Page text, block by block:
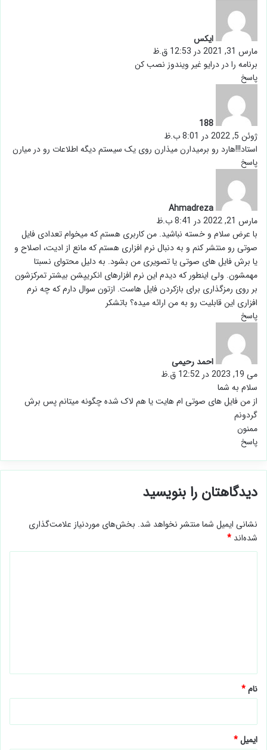
ایکس
مارس 31, 2021 در 12:53 ق.ظ
برنامه را در درایو غیر ویندوز نصب کن
پاسخ
188
ژوئن 5, 2022 در 8:01 ب.ظ
استاد!!!هارد رو برمیدارن میذارن روی یک سیستم دیگه اطلاعات رو در میارن
پاسخ
Ahmadreza
مارس 21, 2022 در 8:41 ب.ظ
با عرض سلام و خسته نباشید. من کاربری هستم که میخوام تعدادی فایل
صوتی رو منتشر کنم و به دنبال نرم افزاری هستم که مانع از ادیت، اصلاح و
یا برش فایل های صوتی یا تصویری من بشود. به دلیل محتوای نسبتا
مهمشون. ولی اینطور که دیدم این نرم افزارهای انکریپشن بیشتر تمرکزشون
بر روی رمزگذاری برای بازکردن فایل هاست. ازتون سوال دارم که چه نرم
افزاری این قابلیت رو به من ارائه میده؟ باتشکر
پاسخ
احمد رحیمی
می 19, 2023 در 12:52 ق.ظ
سلام به شما
از من فایل های صوتی ام هایت یا هم لاک شده چگونه میتانم پس برش
گردونم
ممنون
پاسخ
دیدگاهتان را بنویسید
نشانی ایمیل شما منتشر نخواهد شد. بخش‌های موردنیاز علامت‌گذاری
شده‌اند *
نام*
ایمیل*